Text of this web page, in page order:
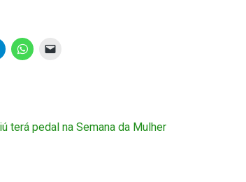
terá pedal na Semana da Mulher